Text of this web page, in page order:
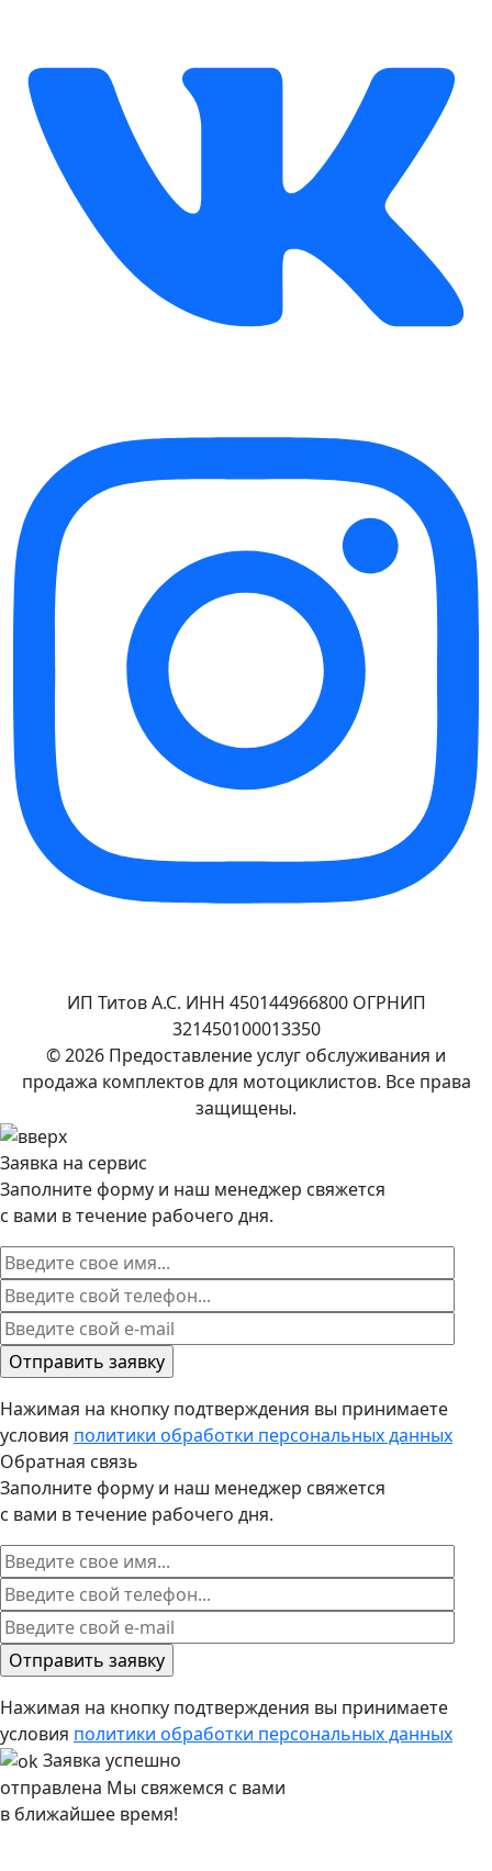
ИП Титов А.С. ИНН 450144966800 ОГРНИП
321450100013350
© 2026 Предоставление услуг обслуживания и
продажа комплектов для мотоциклистов. Все права
защищены.
Заявка на сервис
Заполните форму и наш менеджер свяжется
с вами в течение рабочего дня.
Нажимая на кнопку подтверждения вы принимаете
условия политики обработки персональных данных
Обратная связь
Заполните форму и наш менеджер свяжется
с вами в течение рабочего дня.
Нажимая на кнопку подтверждения вы принимаете
условия политики обработки персональных данных
Заявка успешно
отправлена Мы свяжемся с вами
в ближайшее время!